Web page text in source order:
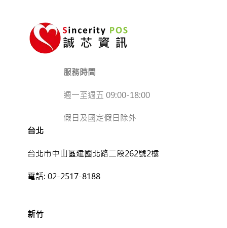
服務時間
週一至週五 09:00-18:00
假日及國定假日除外
台北
台北市中山區建國北路二段262號2樓
電話:02-2517-8188
新竹